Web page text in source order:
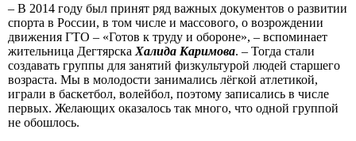
– В 2014 году был принят ряд важных документов о развитии
спорта в России, в том числе и массового, о возрождении
движения ГТО – «Готов к труду и обороне», – вспоминает
жительница Дегтярска Халида Каримова. – Тогда стали
создавать группы для занятий физкультурой людей старшего
возраста. Мы в молодости занимались лёгкой атлетикой,
играли в баскетбол, волейбол, поэтому записались в числе
первых. Желающих оказалось так много, что одной группой
не обошлось.